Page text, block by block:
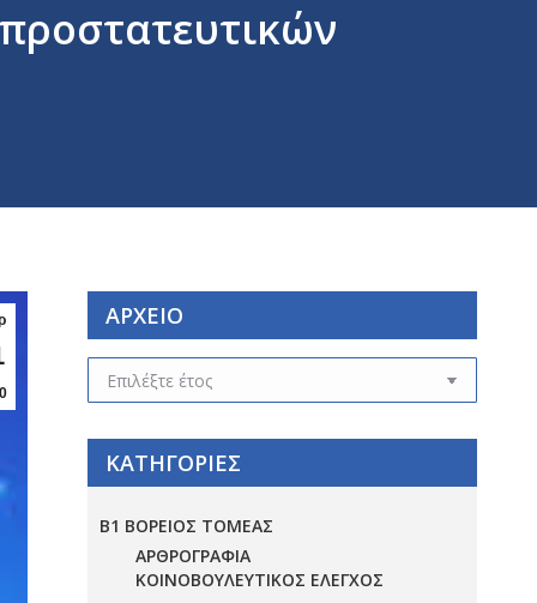
ΑΡΧΕΙΟ
ΑΡΧΕΙΟ
ΚΑΤΗΓΟΡΙΕΣ
Β1 ΒΟΡΕΙΟΣ ΤΟΜΕΑΣ
ΑΡΘΡΟΓΡΑΦΙΑ
ΚΟΙΝΟΒΟΥΛΕΥΤΙΚΟΣ ΕΛΕΓΧΟΣ